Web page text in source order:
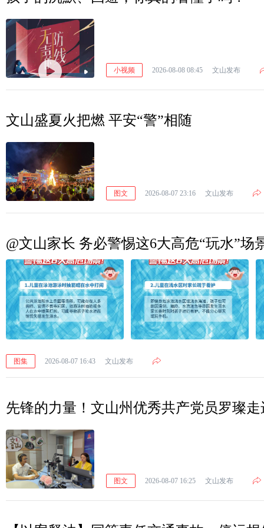
小视频 2026-08-08 08:45 文山发布
文山盛夏火把燃 平安“警”相随
图文 2026-08-07 23:16 文山发布
@文山家长 务必警惕这6大高危“玩水”场
图集 2026-08-07 16:43 文山发布
先锋的力量！文山州优秀共产党员罗璨
图文 2026-08-07 16:25 文山发布